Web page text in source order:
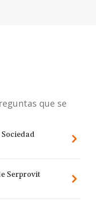
que se
Serprovit